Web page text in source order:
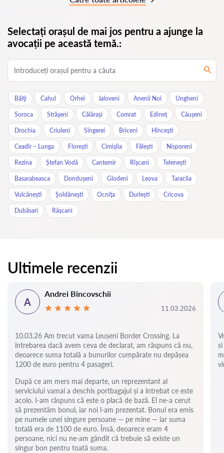
Selectați orașul de mai jos pentru a ajunge la
avocații pe această temă.:
Bălţi Cahul Orhei Ialoveni Anenii Noi Ungheni
Soroca Străşeni Călăraşi Comrat Edineţ Căuşeni
Drochia Criuleni Sîngerei Briceni Hînceşti
Ceadîr – Lunga Floreşti Cimişlia Făleşti Nisporeni
Rezina Ştefan Vodă Cantemir Rîşcani Teleneşti
Basarabeasca Donduşeni Glodeni Leova Taraclia
Vulcăneşti Şoldăneşti Ocniţa Durleşti Cricova
Dubăsari Râșcani
Ultimele recenzii
A
Andrei Bincovschii
11.03.2026
10.03.26 Am trecut vama Leușeni Border Crossing. La
întrebarea dacă avem ceva de declarat, am răspuns că nu,
deoarece suma totală a bunurilor cumpărate nu depășea
1200 de euro pentru 4 pasageri.
După ce am mers mai departe, un reprezentant al
serviciului vamal a deschis portbagajul și a întrebat ce este
acolo. I-am răspuns că este o placă de bază. El ne-a cerut
să prezentăm bonul, iar noi l-am prezentat. Bonul era emis
pe numele unei singure persoane — pe mine — iar suma
totală era de 1100 de euro. Însă, deoarece eram 4
persoane, nici nu ne-am gândit că trebuie să existe un
singur bon pentru toată suma.